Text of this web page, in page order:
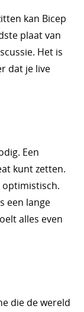
kan Bicep
plaat van
Het is
dat je live
Een
kunt zetten.
een lange
alles even
die de wereld